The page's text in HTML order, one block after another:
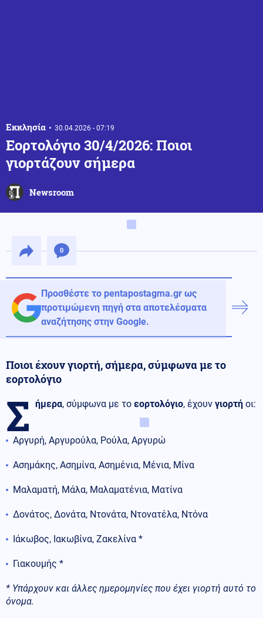
Εκκλησία 30.04.2026 - 07:19
Εορτολόγιο 30/4/2026: Ποιοι
γιορτάζουν σήμερα
Newsroom
0
Προσθέστε το pentapostagma.gr ως
προτιμώμενη πηγή στα αποτελέσματα
αναζήτησης στην Google.
Ποιοι έχουν γιορτή, σήμερα, σύμφωνα με το
εορτολόγιο
Σ ήμερα, σύμφωνα με το εορτολόγιο, έχουν γιορτή οι:
Αργυρή, Αργυρούλα, Ρούλα, Αργυρώ
Ασημάκης, Ασημίνα, Ασημένια, Μένια, Μίνα
Μαλαματή, Μάλα, Μαλαματένια, Ματίνα
Δονάτος, Δονάτα, Ντονάτα, Ντονατέλα, Ντόνα
Ιάκωβος, Ιακωβίνα, Ζακελίνα *
Γιακουμής *
* Υπάρχουν και άλλες ημερομηνίες που έχει γιορτή αυτό το
όνομα.